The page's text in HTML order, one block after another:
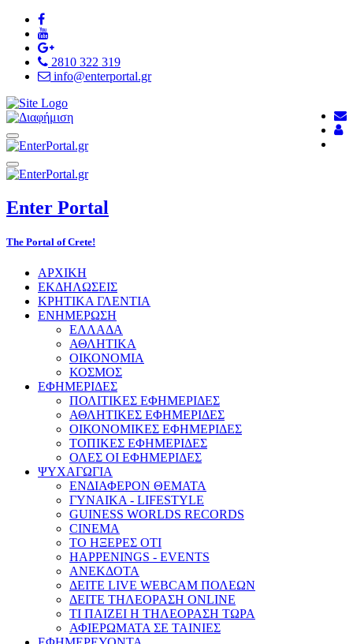
2810 322 319
info@enterportal.gr
Enter Portal
The Portal of Crete!
ΑΡΧΙΚΗ
ΕΚΔΗΛΩΣΕΙΣ
ΚΡΗΤΙΚΑ ΓΛΕΝΤΙΑ
ΕΝΗΜΕΡΩΣΗ
ΕΛΛΑΔΑ
ΑΘΛΗΤΙΚΑ
ΟΙΚΟΝΟΜΙΑ
ΚΟΣΜΟΣ
ΕΦΗΜΕΡΙΔΕΣ
ΠΟΛΙΤΙΚΕΣ ΕΦΗΜΕΡΙΔΕΣ
ΑΘΛΗΤΙΚΕΣ ΕΦΗΜΕΡΙΔΕΣ
ΟΙΚΟΝΟΜΙΚΕΣ ΕΦΗΜΕΡΙΔΕΣ
ΤΟΠΙΚΕΣ ΕΦΗΜΕΡΙΔΕΣ
ΟΛΕΣ ΟΙ ΕΦΗΜΕΡΙΔΕΣ
ΨΥΧΑΓΩΓΙΑ
ΕΝΔΙΑΦΕΡΟΝ ΘΕΜΑΤΑ
ΓΥΝΑΙΚΑ - LIFESTYLE
GUINESS WORLDS RECORDS
CINEMA
ΤΟ ΗΞΕΡΕΣ ΟΤΙ
HAPPENINGS - EVENTS
ΑΝΕΚΔΟΤΑ
ΔΕΙΤΕ LIVE WEBCAM ΠΟΛΕΩΝ
ΔΕΙΤΕ ΤΗΛΕΟΡΑΣΗ ONLINE
ΤΙ ΠΑΙΖΕΙ Η ΤΗΛΕΟΡΑΣΗ ΤΩΡΑ
ΑΦΙΕΡΩΜΑΤΑ ΣΕ ΤΑΙΝΙΕΣ